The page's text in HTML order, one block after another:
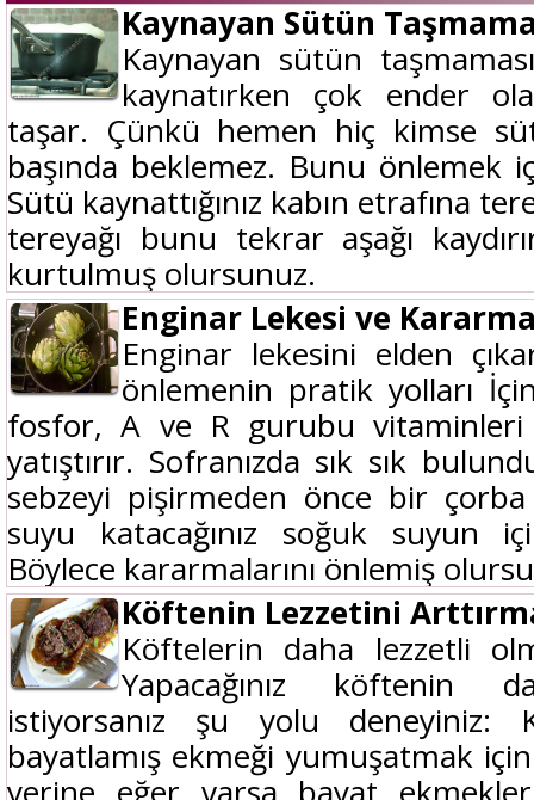
Kaynayan Sütün
Kaynayan sütün
kaynatırken çok ender
taşar. Çünkü hemen hiç kimse
başında beklemez. Bunu önlemek
Sütü kaynattığınız kabın etrafına
tereyağı bunu tekrar aşağı
kurtulmuş olursunuz.
Enginar Lekesi ve
Enginar lekesini elden
önlemenin pratik yolları
fosfor, A ve R gurubu
yatıştırır. Sofranızda sık sık
sebzeyi pişirmeden önce bir çorba
suyu katacağınız soğuk suyun
Böylece kararmalarını önlemiş
Köftenin Lezzetini
Köftelerin daha lezzetli
Yapacağınız köftenin
istiyorsanız şu yolu deneyiniz:
bayatlamış ekmeği yumuşatmak